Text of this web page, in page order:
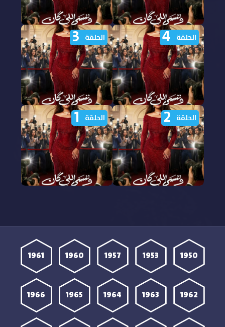
مشاهدة مسلسل وننسى
اللي كان الحلقة 6
السادسة HD
مشاهدة مسلسل وننسى
اللي كان الحلقة 5 الخامسة
HD
مشاهدة مسلسل وننسى
اللي كان الحلقة 4 الرابعة
HD
الحلقة 4
مشاهدة مسلسل وننسى
اللي كان الحلقة 3 الثالثة
HD
الحلقة 3
الحلقة 2 الحلقة 1
1950
1953
1957
1960
1961
1962
1963
1964
1965
1966